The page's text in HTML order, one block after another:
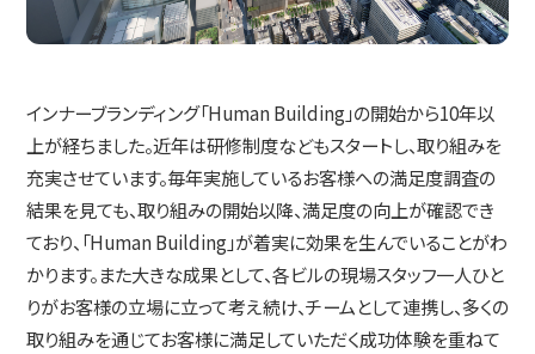
インナーブランディング「Human Building」の開始から10年以
上が経ちました。近年は研修制度などもスタートし、取り組みを
充実させています。毎年実施しているお客様への満足度調査の
結果を見ても、取り組みの開始以降、満足度の向上が確認でき
ており、「Human Building」が着実に効果を生んでいることがわ
かります。また大きな成果として、各ビルの現場スタッフ一人ひと
りがお客様の立場に立って考え続け、チームとして連携し、多くの
取り組みを通じてお客様に満足していただく成功体験を重ねて